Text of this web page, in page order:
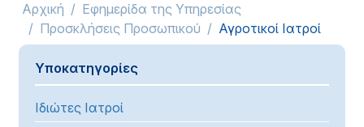
Αρχική
Εφημερίδα της Υπηρεσίας
Προσκλήσεις Προσωπικού
Αγροτικοί Ιατροί
Υποκατηγορίες
Ιδιώτες Ιατροί